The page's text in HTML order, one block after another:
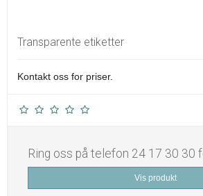
Transparente etiketter
Kontakt oss for priser.
Ring oss på telefon 24 17 30 30
Vis produkt